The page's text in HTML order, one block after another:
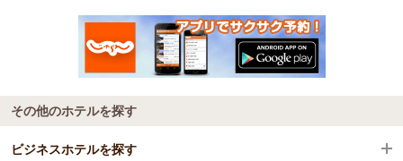
その他のホテルを探す
ビジネスホテルを探す